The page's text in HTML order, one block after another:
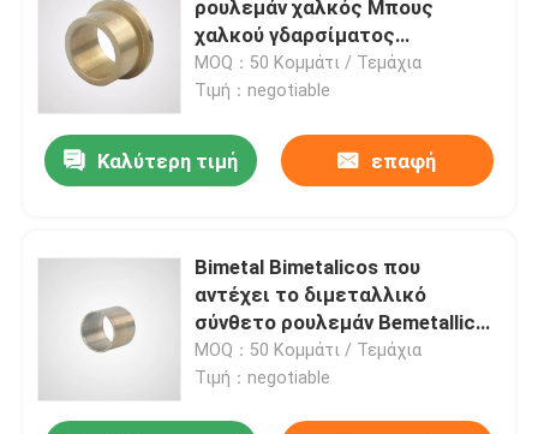
βαλμένο φλάντζα σαφές ρουλεμάν
Σαφές ρουλεμάν μεταλλουργίας σκονών
τμήματα αμορτισέρ
Μέρη αντλιών εργαλείων
ρουλεμάν χαλκός Μπους
χαλκού γδαρσίματος
ανθεκτικός μόνος λαδώνοντας
MOQ：50 Κομμάτι / Τεμάχια
Τιμή：negotiable
Καλύτερη τιμή επαφή
Bimetal Bimetalicos που
αντέχει το διμεταλλικό
σύνθετο ρουλεμάν Bemetallic
ρουλεμάν Self-Lubricating
φέρον
MOQ：50 Κομμάτι / Τεμάχια
Τιμή：negotiable